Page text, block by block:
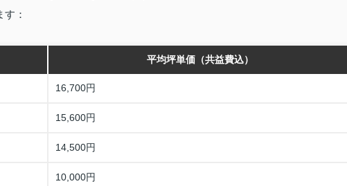
：
平均坪単価（共益費込）
16,700円
15,600円
14,500円
10,000円